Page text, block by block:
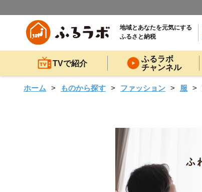
地域とあなたを元気にする
ふるさと納税
TVで紹介
ふるラボ
チャンネル
ホーム ものから探す ファッション 服